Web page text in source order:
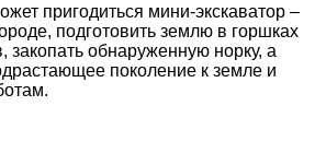
пригодиться мини-экскаватор –
подготовить землю в горшках
закопать обнаруженную норку, а
поколение к земле и